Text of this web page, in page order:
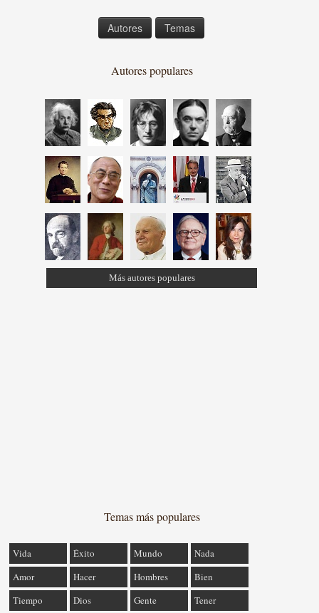
Autores Temas
Autores populares
Más autores populares
Temas más populares
Vida Éxito Mundo
Nada
Amor
Hacer Hombres
Bien
Tiempo
Dios Gente Tener